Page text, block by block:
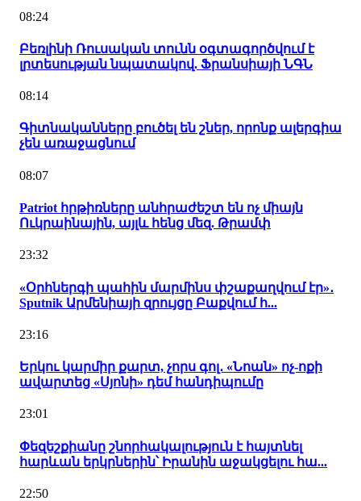
08:24
Բեռլինի Ռուսական տունն օգտագործվում է
լրտեսության նպատակով. Ֆրանսիայի ՆԳՆ
08:14
Գիտնականները բուծել են շներ, որոնք ալերգիա
չեն առաջացնում
08:07
Patriot հրթիռները անհրաժեշտ են ոչ միայն
Ուկրաինային, այլև հենց մեզ. Թրամփ
23:32
«Օրհներգի պահին մարմինս փշաքաղվում էր»․
Sputnik Արմենիայի զրույցը Բաքվում հ...
23:16
Երկու կարմիր քարտ, չորս գոլ․ «Նոան» ոչ-ոքի
ավարտեց «Սյոնի» դեմ հանդիպումը
23:01
Փեզեշքիանը շնորհակալություն է հայտնել
հարևան երկրներին՝ Իրանին աջակցելու հա...
22:50